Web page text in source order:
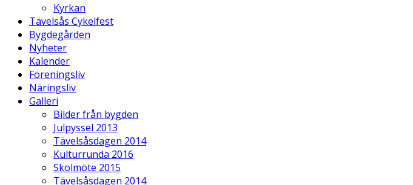
Kyrkan
Tävelsås Cykelfest
Bygdegården
Nyheter
Kalender
Föreningsliv
Näringsliv
Galleri
Bilder från bygden
Julpyssel 2013
Tävelsåsdagen 2014
Kulturrunda 2016
Skolmöte 2015
Tävelsåsdagen 2014